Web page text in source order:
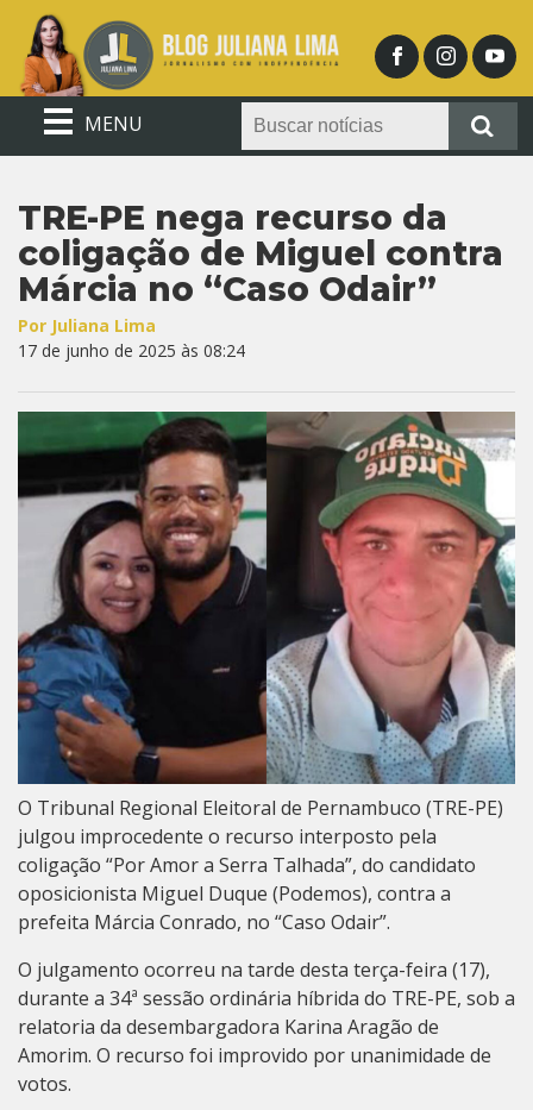
MENU
TRE-PE nega recurso da
coligação de Miguel contra
Márcia no “Caso Odair”
Por Juliana Lima
17 de junho de 2025 às 08:24
O Tribunal Regional Eleitoral de Pernambuco (TRE-PE)
julgou improcedente o recurso interposto pela
coligação “Por Amor a Serra Talhada”, do candidato
oposicionista Miguel Duque (Podemos), contra a
prefeita Márcia Conrado, no “Caso Odair”.
O julgamento ocorreu na tarde desta terça-feira (17),
durante a 34ª sessão ordinária híbrida do TRE-PE, sob a
relatoria da desembargadora Karina Aragão de
Amorim. O recurso foi improvido por unanimidade de
votos.